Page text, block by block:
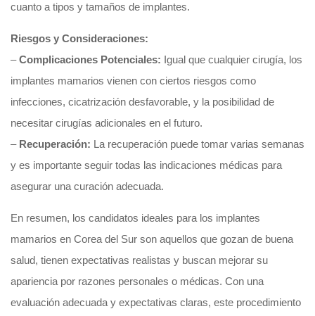
cuanto a tipos y tamaños de implantes.
Riesgos y Consideraciones:
–Complicaciones Potenciales: Igual que cualquier cirugía, los
implantes mamarios vienen con ciertos riesgos como
infecciones, cicatrización desfavorable, y la posibilidad de
necesitar cirugías adicionales en el futuro.
– Recuperación: La recuperación puede tomar varias semanas
y es importante seguir todas las indicaciones médicas para
asegurar una curación adecuada.
En resumen, los candidatos ideales para los implantes
mamarios en Corea del Sur son aquellos que gozan de buena
salud, tienen expectativas realistas y buscan mejorar su
apariencia por razones personales o médicas. Con una
evaluación adecuada y expectativas claras, este procedimiento